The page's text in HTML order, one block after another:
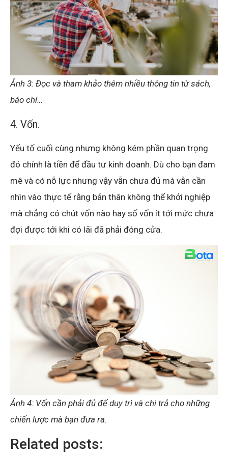
Ảnh 3: Đọc và tham khảo thêm nhiều thông tin từ sách,
báo chí…
4. Vốn.
Yếu tố cuối cùng nhưng không kém phần quan trọng
đó chính là tiền để đầu tư kinh doanh. Dù cho bạn đam
mê và có nỗ lực nhưng vậy vẫn chưa đủ mà vẫn cần
nhìn vào thực tế rằng bản thân không thể khởi nghiệp
mà chẳng có chút vốn nào hay số vốn ít tới mức chưa
đợi được tới khi có lãi đã phải đóng cửa.
Ảnh 4: Vốn cần phải đủ để duy trì và chi trả cho những
chiến lược mà bạn đưa ra.
Related posts: